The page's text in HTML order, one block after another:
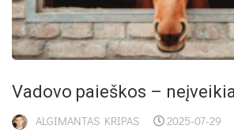
Va­do­vo paieš­kos –
ALGIMANTAS KRIPAS 2025-07-29